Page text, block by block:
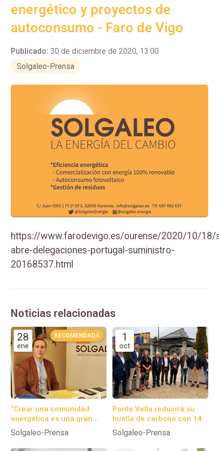
energético y proyectos de
autoconsumo - Faro de Vigo
Publicado: 30 de diciembre de 2020, 13:00
Solgaleo-Prensa
https://www.farodevigo.es/ourense/2020/10/18/
abre-delegaciones-portugal-suministro-
20168537.html
Noticias relacionadas
28
ene
“Crear una comunidad
energética es una gran
oportunidad para los
concellos”
Solgaleo-Prensa
1
oct
Ponte Vella reducirá su
huella de carbono con 144
paneles solares.
Solgaleo-Prensa